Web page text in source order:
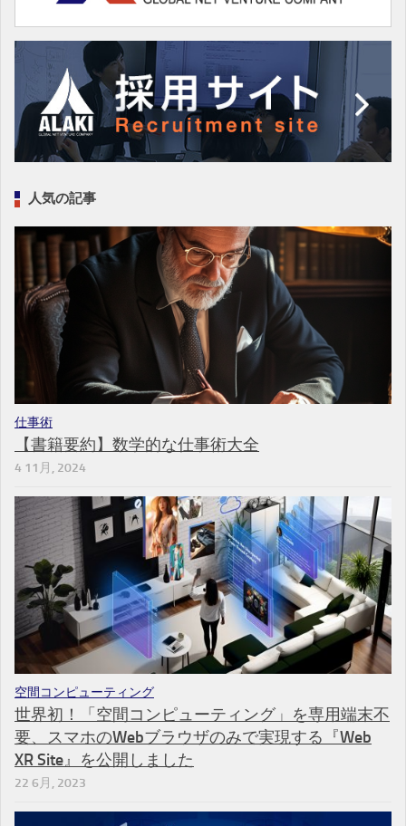
人気の記事
仕事術
【書籍要約】数学的な仕事術大全
4 11月, 2024
空間コンピューティング
世界初！「空間コンピューティング」を専用端末不
要、スマホのWebブラウザのみで実現する『Web
XR Site』を公開しました
22 6月, 2023